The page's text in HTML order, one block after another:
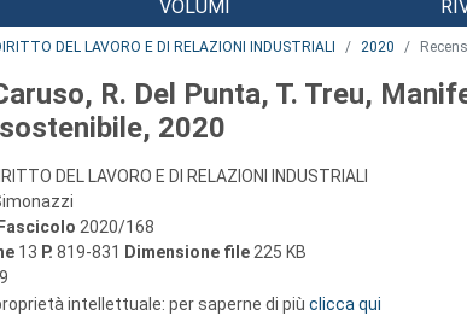
VOLUMI
DEL LAVORO E DI RELAZIONI INDUSTRIALI 2020
R. Del Punta, T. Treu,
2020
DEL LAVORO E DI RELAZIONI INDUSTRIALI
Fascicolo 2020/168
13 P. 819-831 Dimensione file 225 KB
intellettuale: per saperne di più clicca qui